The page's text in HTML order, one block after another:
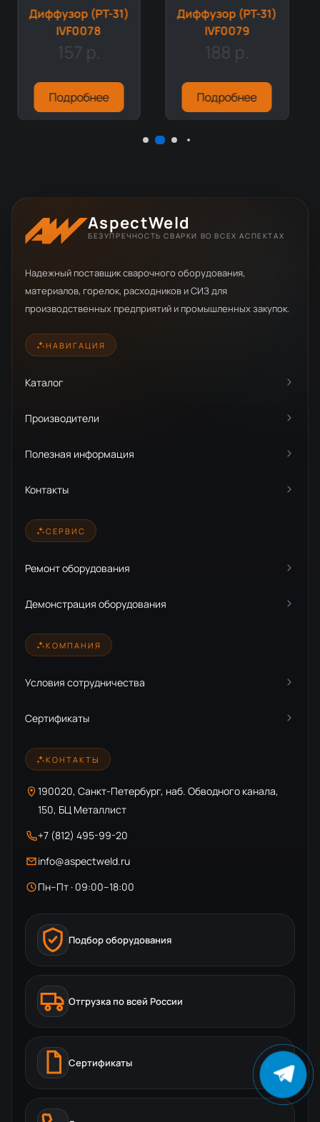
Диффузор (PT-31)
IVF0078
157 р.
Подробнее
Диффузор (PT-31)
IVF0079
188 р.
Подробнее
AspectWeld
БЕЗУПРЕЧНОСТЬ СВАРКИ ВО ВСЕХ АСПЕКТАХ
Надежный поставщик сварочного оборудования,
материалов, горелок, расходников и СИЗ для
производственных предприятий и промышленных закупок.
НАВИГАЦИЯ
Каталог
Производители
Полезная информация
Контакты
СЕРВИС
Ремонт оборудования
Демонстрация оборудования
КОМПАНИЯ
Условия сотрудничества
Сертификаты
КОНТАКТЫ
190020, Санкт-Петербург, наб. Обводного канала,
150, БЦ Металлист
+7 (812) 495-99-20
info@aspectweld.ru
Пн–Пт · 09:00–18:00
Подбор оборудования
Отгрузка по всей России
Сертификаты